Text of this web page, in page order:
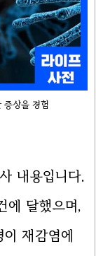
증상을 경험
내용입니다.
에 달했으며,
재감염에